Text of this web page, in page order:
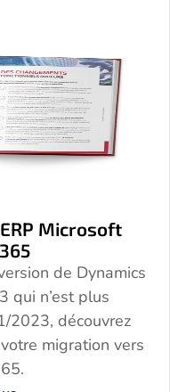
Microsoft
de Dynamics
qui n’est plus
2023, découvrez
migration vers